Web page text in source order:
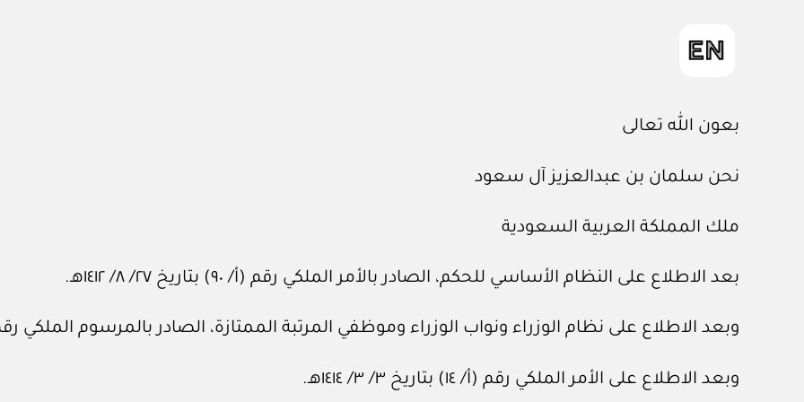
بعون الله تعالى
نحن سلمان بن عبدالعزيز آل سعود
ملك المملكة العربية السعودية
بعد الاطلاع على النظام الأساسي للحكم، الصادر بالأمر الملكي رقم (أ/ ٩٠) بتاريخ ٢٧/ ٨/ ١٤١٢هـ.
وبعد الاطلاع على نظام الوزراء ونواب الوزراء وموظفي المرتبة الممتازة، الصادر بالمرسوم الملكي رقم (م/ ١٠) بتاريخ ١٨/ ٣/
وبعد الاطلاع على الأمر الملكي رقم (أ/ ١٤) بتاريخ ٣/ ٣/ ١٤١٤هـ.